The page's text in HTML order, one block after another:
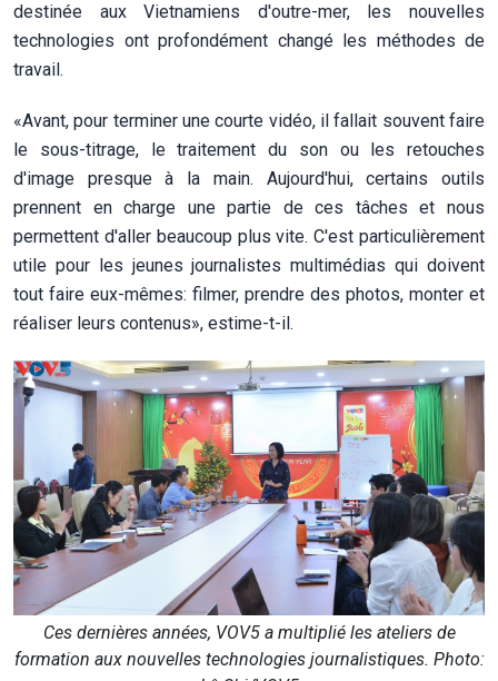
destinée aux Vietnamiens d'outre-mer, les nouvelles
technologies ont profondément changé les méthodes de
travail.
«Avant, pour terminer une courte vidéo, il fallait souvent faire
le sous-titrage, le traitement du son ou les retouches
d'image presque à la main. Aujourd'hui, certains outils
prennent en charge une partie de ces tâches et nous
permettent d'aller beaucoup plus vite. C'est particulièrement
utile pour les jeunes journalistes multimédias qui doivent
tout faire eux-mêmes: filmer, prendre des photos, monter et
réaliser leurs contenus», estime-t-il.
Ces dernières années, VOV5 a multiplié les ateliers de
formation aux nouvelles technologies journalistiques. Photo: